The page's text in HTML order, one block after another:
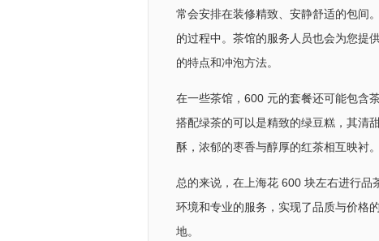
常会安排在装修精致、安静舒适的包间
的过程中。茶馆的服务人员也会为您提
的特点和冲泡方法。
在一些茶馆，600 元的套餐还可能包含
搭配绿茶的可以是精致的绿豆糕，其清
酥，浓郁的枣香与醇厚的红茶相互映衬。
总的来说，在上海花 600 块左右进行品
环境和专业的服务，实现了品质与价格
地。